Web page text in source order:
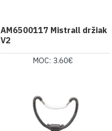
AM6500117 Mistrall držiak
V2
MOC: 3.60€